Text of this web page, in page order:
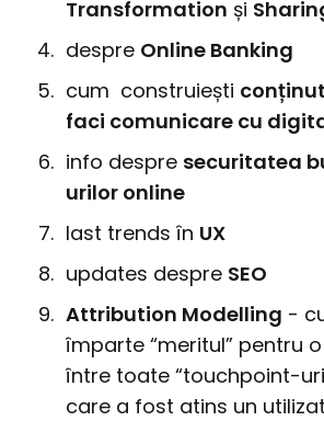
Transformation și
despre Online Banking
cum construiești
faci comunicare cu
info despre securitatea
urilor online
last trends în UX
updates despre SEO
Attribution Modelling -
împarte “meritul” pentru
între toate “touchpoint-
care a fost atins un